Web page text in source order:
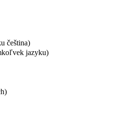
čeština)
jazyku)